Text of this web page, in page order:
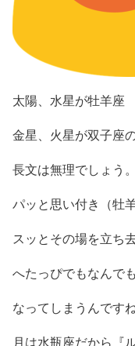
太陽、水星が牡羊座
金星、火星が双子座
長文は無理でしょう。
パッと思い付き（牡
スッとその場を立ち
へたっぴでもなんで
なってしまうんですね
月は水瓶座だから『